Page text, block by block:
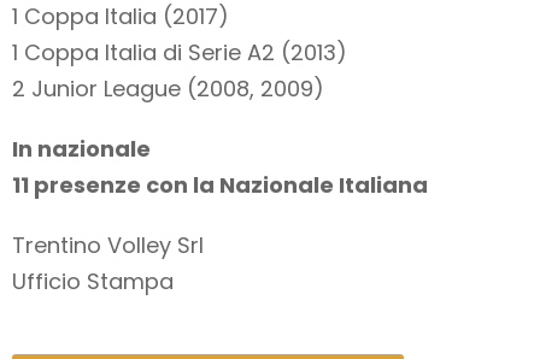
1 Coppa Italia (2017)
1 Coppa Italia di Serie A2 (2013)
2 Junior League (2008, 2009)
In nazionale
11 presenze con la Nazionale Italiana
Trentino Volley Srl
Ufficio Stampa